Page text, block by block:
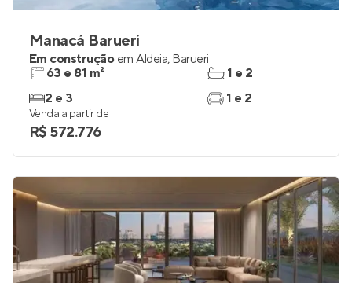
Manacá Barueri
Em construção em Aldeia, Barueri
63 e 81 m²
2 e 3
1 e 2
1 e 2
Venda a partir de
R$ 572.776